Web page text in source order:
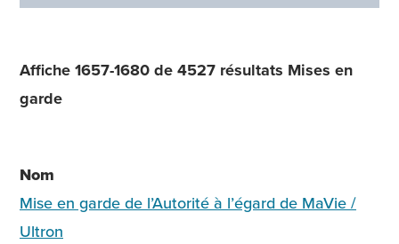
Affiche 1657-1680 de 4527 résultats Mises en
garde
Mise en garde de l’Autorité à l’égard de MaVie /
Ultron